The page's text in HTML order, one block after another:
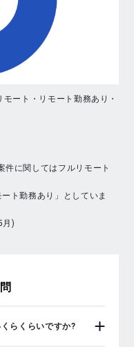
ート・リモート勤務あり・
件に関してはフルリモート
ト勤務あり」としていま
月)
らくらいですか?